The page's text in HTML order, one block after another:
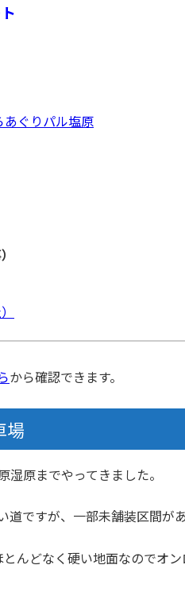
ぐりパル塩原
から確認できます。
場
原までやってきました。
ですが、一部未舗装区間が
んどなく硬い地面なのでオ